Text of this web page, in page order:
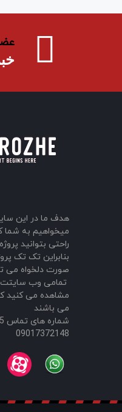
هدف ما در این
میخواهیم به شما
راحتی بتوانید
بنابراین تک تک
صورت دلخواه می
تمامی وب
مشاهده می کنید
می باشند
09017372148